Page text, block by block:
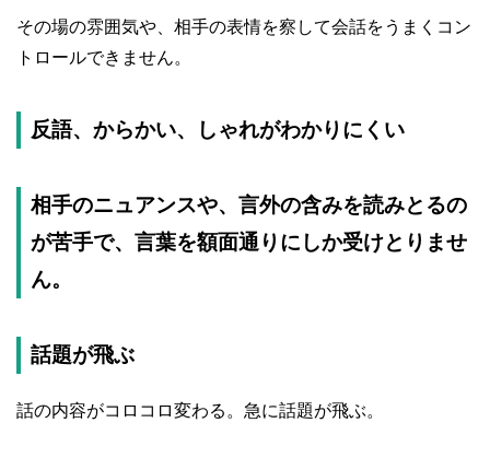
その場の雰囲気や、相手の表情を察して会話をうまくコン
トロールできません。
反語、からかい、しゃれがわかりにくい
相手のニュアンスや、言外の含みを読みとるの
が苦手で、言葉を額面通りにしか受けとりませ
ん。
話題が飛ぶ
話の内容がコロコロ変わる。急に話題が飛ぶ。